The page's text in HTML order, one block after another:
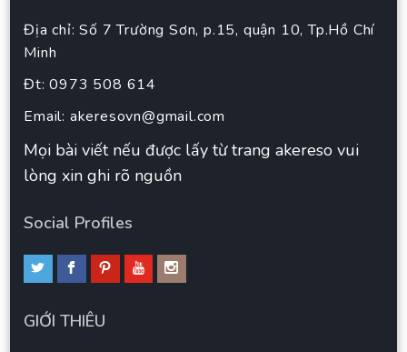
Địa chỉ: Số 7 Trường Sơn, p.15, quận 10, Tp.Hồ Chí
Minh
Đt: 0973 508 614
Email: akeresovn@gmail.com
Mọi bài viết nếu được lấy từ trang akereso vui
lòng xin ghi rõ nguồn
Social Profiles
GIỚI THIÊU